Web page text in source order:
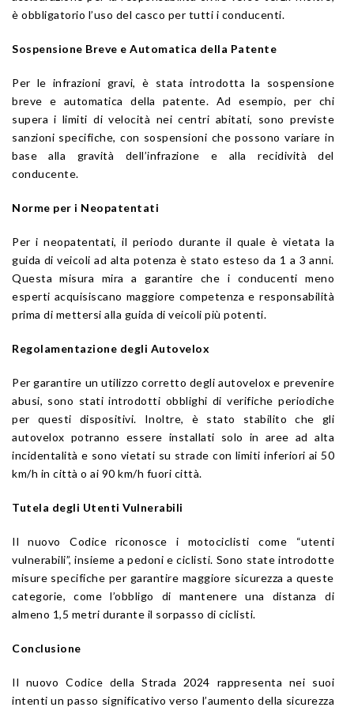
è obbligatorio l’uso del casco per tutti i conducenti.
Sospensione Breve e Automatica della Patente
Per le infrazioni gravi, è stata introdotta la sospensione
breve e automatica della patente. Ad esempio, per chi
supera i limiti di velocità nei centri abitati, sono previste
sanzioni specifiche, con sospensioni che possono variare in
base alla gravità dell’infrazione e alla recidività del
conducente.
Norme per i Neopatentati
Per i neopatentati, il periodo durante il quale è vietata la
guida di veicoli ad alta potenza è stato esteso da 1 a 3 anni.
Questa misura mira a garantire che i conducenti meno
esperti acquisiscano maggiore competenza e responsabilità
prima di mettersi alla guida di veicoli più potenti.
Regolamentazione degli Autovelox
Per garantire un utilizzo corretto degli autovelox e prevenire
abusi, sono stati introdotti obblighi di verifiche periodiche
per questi dispositivi. Inoltre, è stato stabilito che gli
autovelox potranno essere installati solo in aree ad alta
incidentalità e sono vietati su strade con limiti inferiori ai 50
km/h in città o ai 90 km/h fuori città.
Tutela degli Utenti Vulnerabili
Il nuovo Codice riconosce i motociclisti come “utenti
vulnerabili”, insieme a pedoni e ciclisti. Sono state introdotte
misure specifiche per garantire maggiore sicurezza a queste
categorie, come l’obbligo di mantenere una distanza di
almeno 1,5 metri durante il sorpasso di ciclisti.
Conclusione
Il nuovo Codice della Strada 2024 rappresenta nei suoi
intenti un passo significativo verso l’aumento della sicurezza